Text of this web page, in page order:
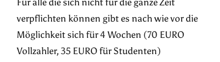
verpflichten können gibt es nach wie vor die
Möglichkeit sich für 4 Wochen (70 EURO
Vollzahler, 35 EURO für Studenten)